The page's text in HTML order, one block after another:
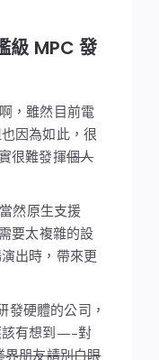
級 MPC 發
，雖然目前電
因為如此，很
很難發揮個人
當然原生支援
要太複雜的設
出時，帶來更
發硬體的公司，
該有想到—–對
界朋友請別白眼